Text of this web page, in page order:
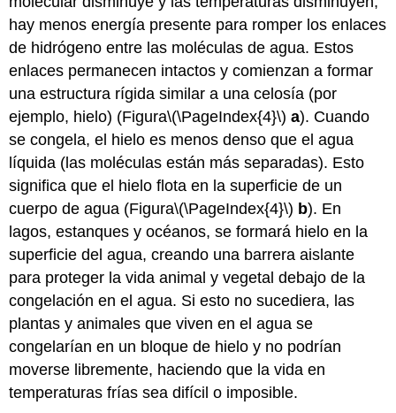
hay menos energía presente para romper los enlaces
de hidrógeno entre las moléculas de agua. Estos
enlaces permanecen intactos y comienzan a formar
una estructura rígida similar a una celosía (por
ejemplo, hielo) (Figura\(\PageIndex{4}\) a). Cuando
se congela, el hielo es menos denso que el agua
líquida (las moléculas están más separadas). Esto
significa que el hielo flota en la superficie de un
cuerpo de agua (Figura\(\PageIndex{4}\) b). En
lagos, estanques y océanos, se formará hielo en la
superficie del agua, creando una barrera aislante
para proteger la vida animal y vegetal debajo de la
congelación en el agua. Si esto no sucediera, las
plantas y animales que viven en el agua se
congelarían en un bloque de hielo y no podrían
moverse libremente, haciendo que la vida en
temperaturas frías sea difícil o imposible.